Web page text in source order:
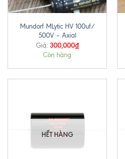
Mundorf MLytic HV 100uf/
500V – Axial
Giá: 300,000₫
Còn hàng
HẾT HÀNG